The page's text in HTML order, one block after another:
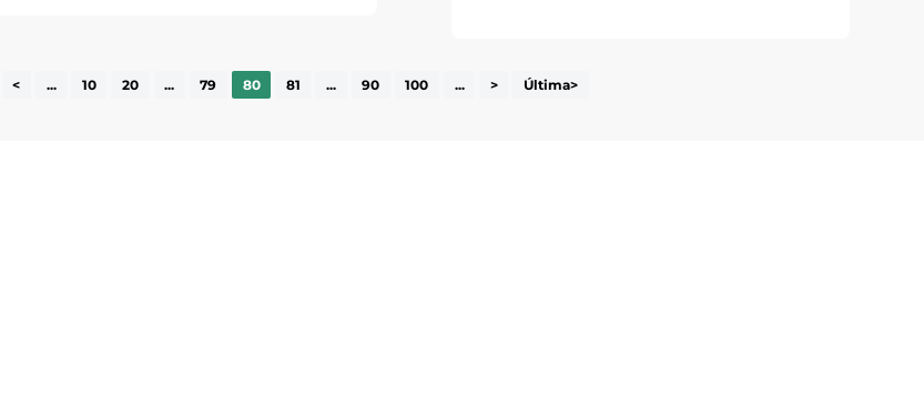
< ... 10 20 ... 79 80 81 ... 90 100 ... > Última>